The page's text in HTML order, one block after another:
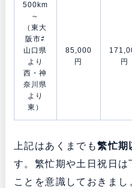
500km
～
（東大
阪市⇄
山口県
より
西・神
奈川県
より
東）
85,000
円
円
上記はあくまでも繁忙期
す。繁忙期や土日祝日
ことを意識しておきまし